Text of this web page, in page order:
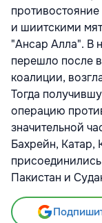
и шиитскими
"Ансар Алла". В
перешло после
коалиции,
Тогда
операцию
значительной
Бахрейн, Катар,
Пакистан и